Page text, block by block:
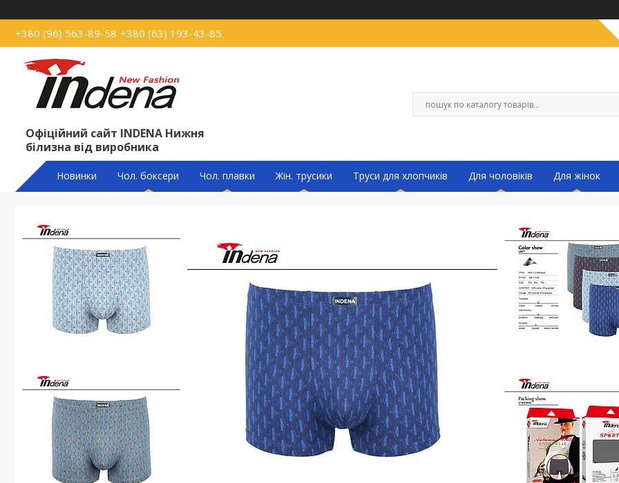
+380 (96) 563-89-58 +380 (63) 193-43-85
Офіційний сайт INDENA Нижня
білизна від виробника
Новинки Чол. боксери Чол. плавки Жін. трусики Труси для хлопчиків Для чоловіків Для жінок